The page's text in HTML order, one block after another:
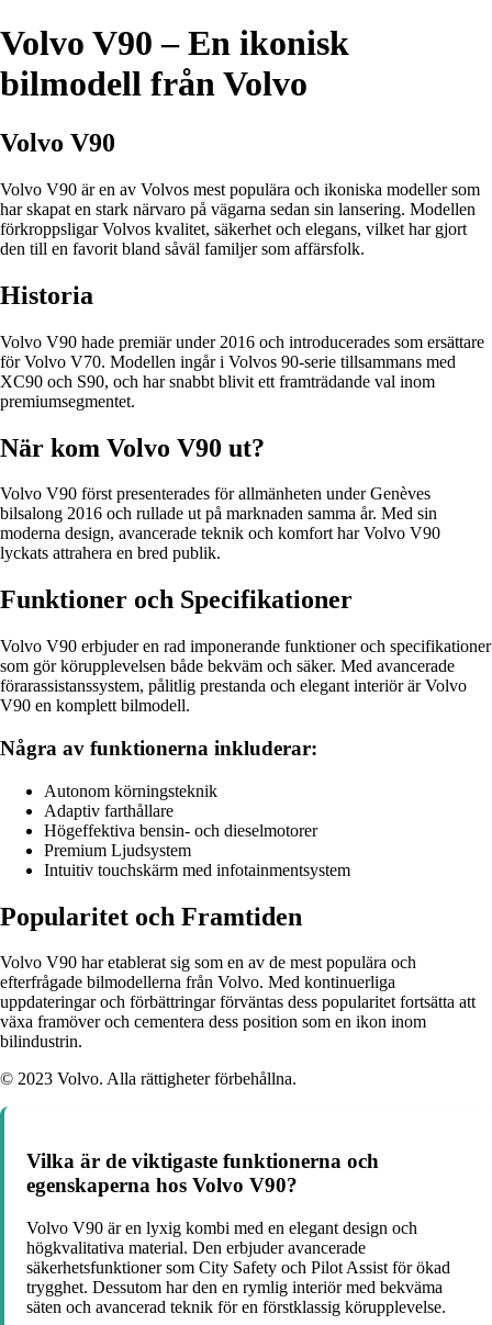
Volvo V90 – En ikonisk
bilmodell från Volvo
Volvo V90
Volvo V90 är en av Volvos mest populära och ikoniska modeller som
har skapat en stark närvaro på vägarna sedan sin lansering. Modellen
förkroppsligar Volvos kvalitet, säkerhet och elegans, vilket har gjort
den till en favorit bland såväl familjer som affärsfolk.
Historia
Volvo V90 hade premiär under 2016 och introducerades som ersättare
för Volvo V70. Modellen ingår i Volvos 90-serie tillsammans med
XC90 och S90, och har snabbt blivit ett framträdande val inom
premiumsegmentet.
När kom Volvo V90 ut?
Volvo V90 först presenterades för allmänheten under Genèves
bilsalong 2016 och rullade ut på marknaden samma år. Med sin
moderna design, avancerade teknik och komfort har Volvo V90
lyckats attrahera en bred publik.
Funktioner och Specifikationer
Volvo V90 erbjuder en rad imponerande funktioner och specifikationer
som gör körupplevelsen både bekväm och säker. Med avancerade
förarassistanssystem, pålitlig prestanda och elegant interiör är Volvo
V90 en komplett bilmodell.
Några av funktionerna inkluderar:
Autonom körningsteknik
Adaptiv farthållare
Högeffektiva bensin- och dieselmotorer
Premium Ljudsystem
Intuitiv touchskärm med infotainmentsystem
Popularitet och Framtiden
Volvo V90 har etablerat sig som en av de mest populära och
efterfrågade bilmodellerna från Volvo. Med kontinuerliga
uppdateringar och förbättringar förväntas dess popularitet fortsätta att
växa framöver och cementera dess position som en ikon inom
bilindustrin.
© 2023 Volvo. Alla rättigheter förbehållna.
Vilka är de viktigaste funktionerna och
egenskaperna hos Volvo V90?
Volvo V90 är en lyxig kombi med en elegant design och
högkvalitativa material. Den erbjuder avancerade
säkerhetsfunktioner som City Safety och Pilot Assist för ökad
trygghet. Dessutom har den en rymlig interiör med bekväma
säten och avancerad teknik för en förstklassig körupplevelse.